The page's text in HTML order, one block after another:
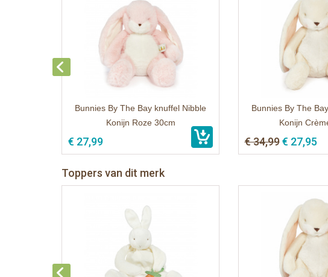
Bunnies By The Bay knuffel Nibble
Konijn Roze 30cm
€ 27,99
Bunnies By The
Konijn
€ 34,99€ 27,95
Toppers van dit merk